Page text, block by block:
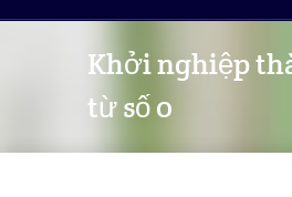
Khởi nghiệp
từ số 0